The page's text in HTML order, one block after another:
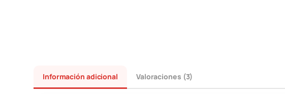
Información adicional Valoraciones (3)